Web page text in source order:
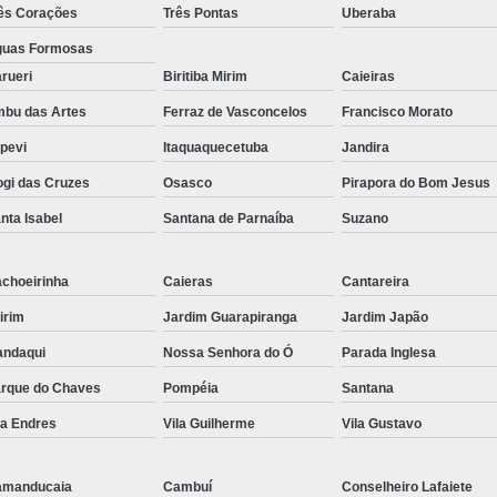
Corações Três Pontas Uberaba
Formosas
Biritiba Mirim Caieiras
das Artes Ferraz de Vasconcelos Francisco Morato
Itaquaquecetuba Jandira
das Cruzes Osasco Pirapora do Bom Jesus
Isabel Santana de Parnaíba Suzano
Caieras Cantareira
Jardim Guarapiranga Jardim Japão
Nossa Senhora do Ó Parada Inglesa
do Chaves Pompéia Santana
Endres Vila Guilherme Vila Gustavo
Cambuí Conselheiro Lafaiete